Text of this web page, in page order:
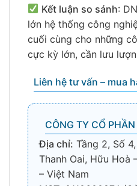
Kết luận so sánh:
lớn hệ thống công
cuối cùng cho những
cực kỳ lớn, cần lưu
Liên hệ tư vấn – mua
CÔNG TY CỔ
Địa chỉ: Tầng 2, Số
Thanh Oai, Hữu Hoà
– Việt Nam